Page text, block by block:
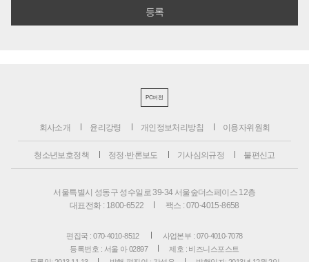
PC버전
회사소개 윤리강령 개인정보처리방침 이용자위원회
청소년보호정책 정정·반론보도 기사심의규정 불편신고
서울특별시 성동구 성수일로 39-34 서울숲더스페이스 12층
대표전화 : 1800-6522
팩스 : 070-4015-8658
편집국 : 070-4010-8512
사업본부 : 070-4010-7078
등록번호 : 서울 아 02897
제호 : 비즈니스포스트